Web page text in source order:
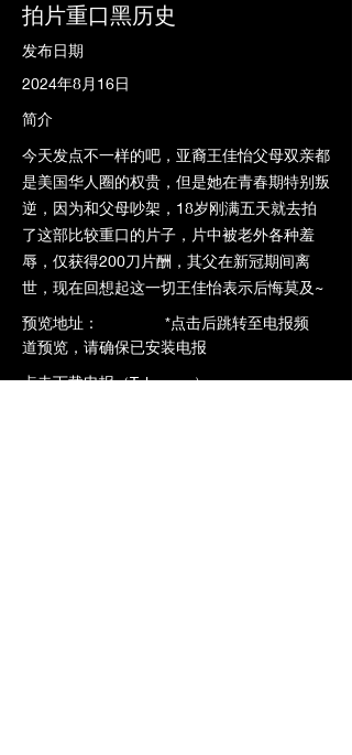
拍片重口黑历史
发布日期
2024年8月16日
简介
今天发点不一样的吧，亚裔王佳怡父母双亲都
是美国华人圈的权贵，但是她在青春期特别叛
逆，因为和父母吵架，18岁刚满五天就去拍
了这部比较重口的片子，片中被老外各种羞
辱，仅获得200刀片酬，其父在新冠期间离
世，现在回想起这一切王佳怡表示后悔莫及~
​预览地址： *点击后跳转至电报频
道预览，请确保已安装电报
点击下载电报（Telegram）